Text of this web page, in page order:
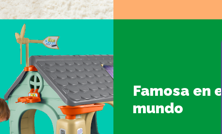
Famosa en el
mundo